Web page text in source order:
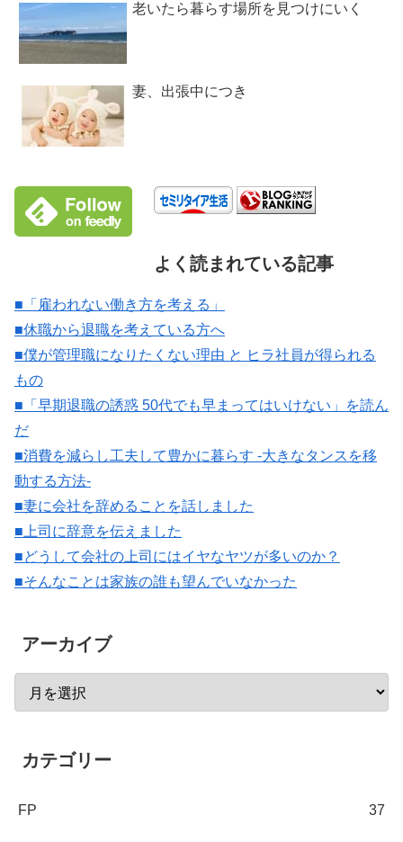
老いたら暮らす場所を見つけにいく
妻、出張中につき
よく読まれている記事
■「雇われない働き方を考える」
■休職から退職を考えている方へ
■僕が管理職になりたくない理由 と ヒラ社員が得られる
もの
■「早期退職の誘惑 50代でも早まってはいけない」を読ん
だ
■消費を減らし工夫して豊かに暮らす -大きなタンスを移
動する方法-
■妻に会社を辞めることを話しました
■上司に辞意を伝えました
■どうして会社の上司にはイヤなヤツが多いのか？
■そんなことは家族の誰も望んでいなかった
アーカイブ
カテゴリー
FP 37